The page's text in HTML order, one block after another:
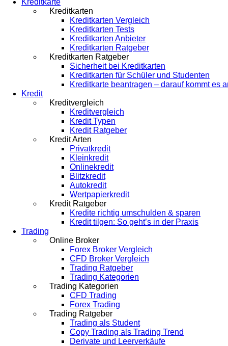
Kreditkarte
Kreditkarten
Kreditkarten Vergleich
Kreditkarten Tests
Kreditkarten Anbieter
Kreditkarten Ratgeber
Kreditkarten Ratgeber
Sicherheit bei Kreditkarten
Kreditkarten für Schüler und Studenten
Kreditkarte beantragen – darauf kommt es
Kredit
Kreditvergleich
Kreditvergleich
Kredit Typen
Kredit Ratgeber
Kredit Arten
Privatkredit
Kleinkredit
Onlinekredit
Blitzkredit
Autokredit
Wertpapierkredit
Kredit Ratgeber
Kredite richtig umschulden & sparen
Kredit tilgen: So geht’s in der Praxis
Trading
Online Broker
Forex Broker Vergleich
CFD Broker Vergleich
Trading Ratgeber
Trading Kategorien
Trading Kategorien
CFD Trading
Forex Trading
Trading Ratgeber
Trading als Student
Copy Trading als Trading Trend
Derivate und Leerverkäufe